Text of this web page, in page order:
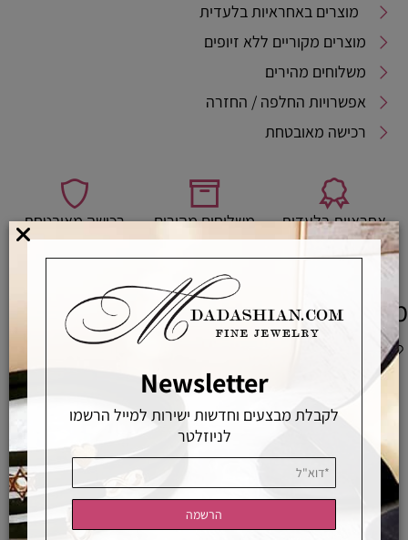
מוצרים באחראיות בלעדית
מוצרים מקוריים ללא זיופים
משלוחים מהירים
אפשרויות החלפה / החזרה
רכישה מאובטחת
אחראיות בלעדית משלוחים מהירים רכישה מאובטחת
מוצרים משלימים
Newsletter
לקבלת מבצעים וחדשות ישירות למייל הרשמו
לניוזלטר